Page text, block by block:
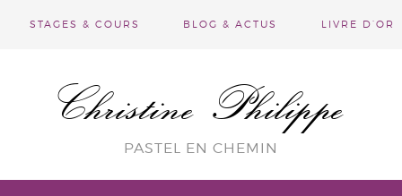
STAGES & COURS BLOG & ACTUS LIVRE D’OR
Christine Philippe
PASTEL EN CHEMIN